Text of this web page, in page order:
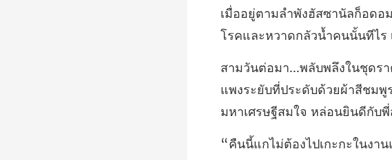
โรคแ
แพงระยับที่ประดับด้วยผ้าสีชม
เกะกะในงา